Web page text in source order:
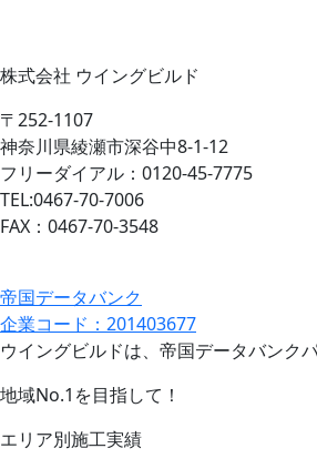
株式会社 ウイングビルド
〒252-1107
神奈川県綾瀬市深谷中8-1-12
フリーダイアル：0120-45-7775
TEL:0467-70-7006
FAX：0467-70-3548
帝国データバンク
企業コード：201403677
ウイングビルドは、帝国データバンク
地域No.1を目指して！
エリア別施工実績